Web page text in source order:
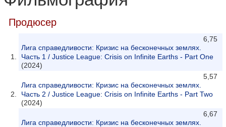
Продюсер
6,75
Лига справедливости: Кризис на бесконечных землях.
Часть 1 / Justice League: Crisis on Infinite Earths - Part One
(2024)
5,57
Лига справедливости: Кризис на бесконечных землях.
Часть 2 / Justice League: Crisis on Infinite Earths - Part Two
(2024)
6,67
Лига справедливости: Кризис на бесконечных землях.